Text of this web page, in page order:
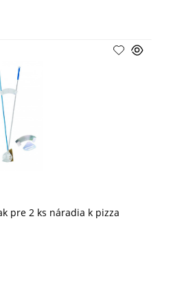
pre 2 ks náradia k pizza